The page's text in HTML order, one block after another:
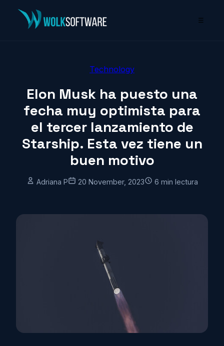
☰
Technology
Elon Musk ha puesto una
fecha muy optimista para
el tercer lanzamiento de
Starship. Esta vez tiene un
buen motivo
Adriana P 20 November, 2023 6 min lectura